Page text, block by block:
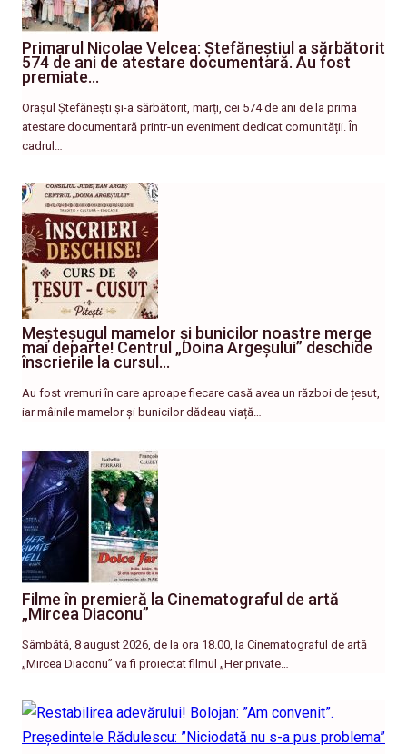
Primarul Nicolae Velcea: Ștefăneștiul a sărbătorit
574 de ani de atestare documentară. Au fost
premiate…
Orașul Ștefănești și-a sărbătorit, marți, cei 574 de ani de la prima
atestare documentară printr-un eveniment dedicat comunității. În
cadrul…
Meșteșugul mamelor și bunicilor noastre merge
mai departe! Centrul „Doina Argeșului” deschide
înscrierile la cursul…
Au fost vremuri în care aproape fiecare casă avea un război de țesut,
iar mâinile mamelor și bunicilor dădeau viață…
Filme în premieră la Cinematograful de artă
„Mircea Diaconu”
Sâmbătă, 8 august 2026, de la ora 18.00, la Cinematograful de artă
„Mircea Diaconu” va fi proiectat filmul „Her private…